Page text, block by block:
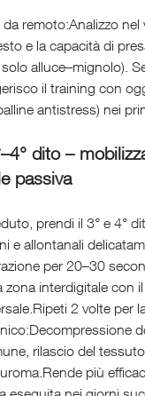
remoto:Analizzo nel
e la capacità di
alluce–mignolo).
il training con
antistress) nei
dito –
passiva
prendi il 3° e 4°
e allontanali
per 20–30
zona interdigitale con
2 volte per
rilascio del
più